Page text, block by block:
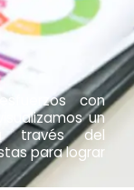
con
un
través del
para lograr